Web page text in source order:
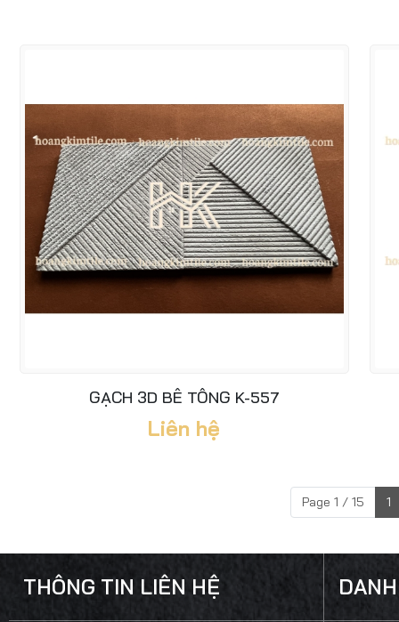
GẠCH 3D BÊ TÔNG K-557
Liên hệ
Page 1 / 15 1
THÔNG TIN LIÊN HỆ